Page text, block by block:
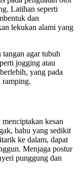
Latihan seperti
dan
lekukan alami yang
agar tubuh
jogging atau
yang pada
ramping.
kesan
bahu yang sedikit
ke dalam, dapat
Menjaga postur
punggung dan